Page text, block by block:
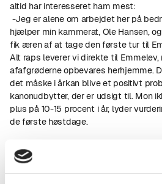
altid har interesseret ham mest:
-Jeg er alene om arbejdet her på
hjælper min kammerat, Ole Hansen,
fik æren af at tage den første tur til
Alt raps leverer vi direkte til Emmelev,
afafgrøderne opbevares herhjemme.
det måske i årkan blive et positivt
kanonudbytter, der er udsigt til. Mon
plus på 10-15 procent i år, lyder
de første høstdage.